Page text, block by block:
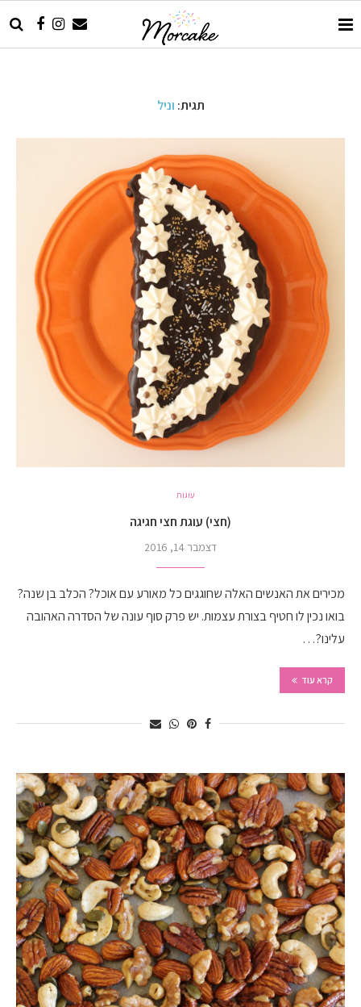
תגית: וניל
עוגות
(חצי) עוגת חצי חגיגה
דצמבר 14, 2016
מכירים את האנשים האלה שחוגגים כל מאורע עם אוכל? הכלב בן שנה?
בואו נכין לו חטיף בצורת עצמות. יש פרק סוף עונה של הסדרה האהובה
עלינו?…
קרא עוד